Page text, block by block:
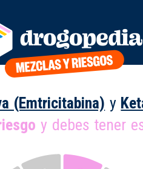
(Emtricitabina) y
y debes tener